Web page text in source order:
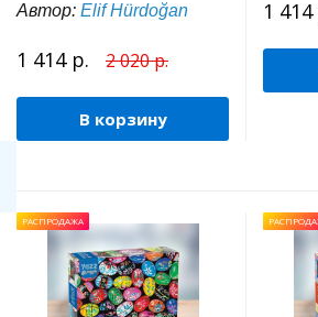
Автор: Elif Hürdoğan
1 414 р. 2 020 р.
В корзину
1 414
РАСПРОДАЖА